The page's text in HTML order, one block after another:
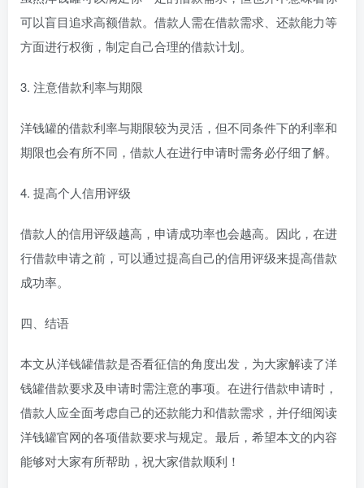
可以盲目追求高额借款。借款人需在借款需求、还款能力等
方面进行权衡，制定自己合理的借款计划。
3. 注意借款利率与期限
洋钱罐的借款利率与期限较为灵活，但不同条件下的利率和
期限也会有所不同，借款人在进行申请时需务必仔细了解。
4. 提高个人信用评级
借款人的信用评级越高，申请成功率也会越高。因此，在进
行借款申请之前，可以通过提高自己的信用评级来提高借款
成功率。
四、结语
本文从洋钱罐借款是否看征信的角度出发，为大家解读了洋
钱罐借款要求及申请时需注意的事项。在进行借款申请时，
借款人应全面考虑自己的还款能力和借款需求，并仔细阅读
洋钱罐官网的各项借款要求与规定。最后，希望本文的内容
能够对大家有所帮助，祝大家借款顺利！